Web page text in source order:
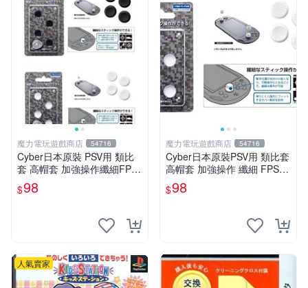
魔力電玩遊戲商店 54716
Cyber日本原裝 PSV用 類比
套 高帽套 加強操作纖細FPS
專用 動作遊戲 賽車 黑色 白
色 可選【板橋魔力】
$98
魔力電玩遊戲商店 54716
Cyber日本原裝PSV用 類比套
高帽套 加強操作 纖細 FPS專
用 動作遊戲 賽車 2種款式 白
色款【板橋魔力】
$98
人氣賣家